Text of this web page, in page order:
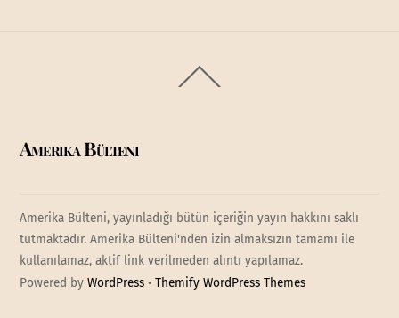
To
Amerika Bülteni
Amerika Bülteni, yayınladığı bütün içeriğin yayın hakkını saklı
tutmaktadır. Amerika Bülteni'nden izin almaksızın tamamı ile
kullanılamaz, aktif link verilmeden alıntı yapılamaz.
Powered byWordPress •Themify WordPress Themes